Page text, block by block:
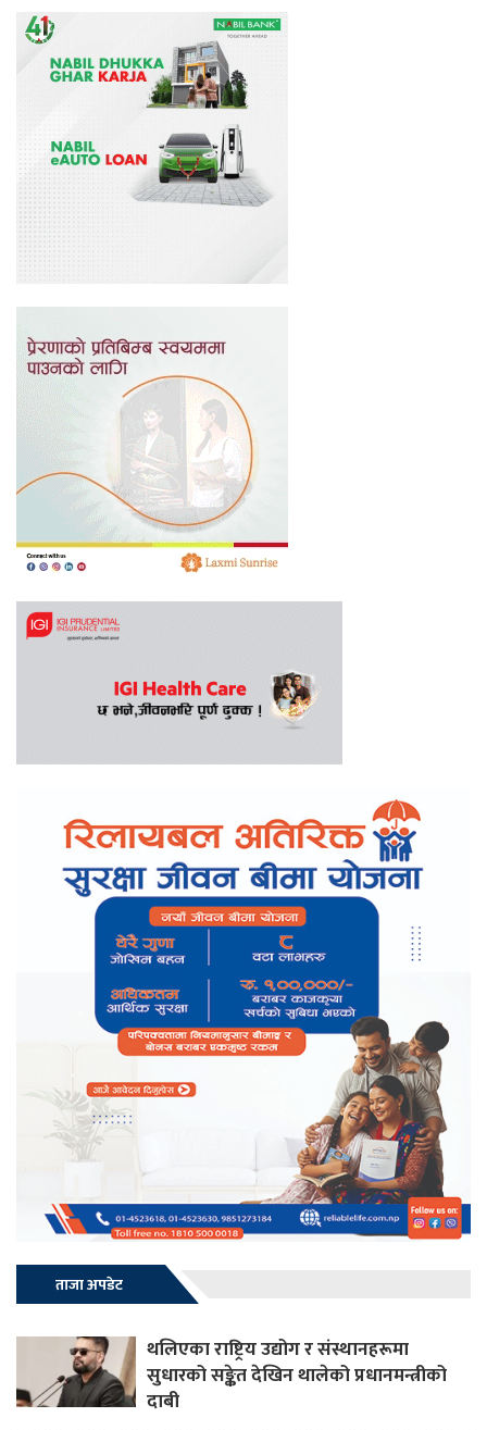
ताजा अपडेट
थलिएका राष्ट्रिय उद्योग र संस्थानहरूमा
सुधारको सङ्केत देखिन थालेको प्रधानमन्त्रीको
दाबी